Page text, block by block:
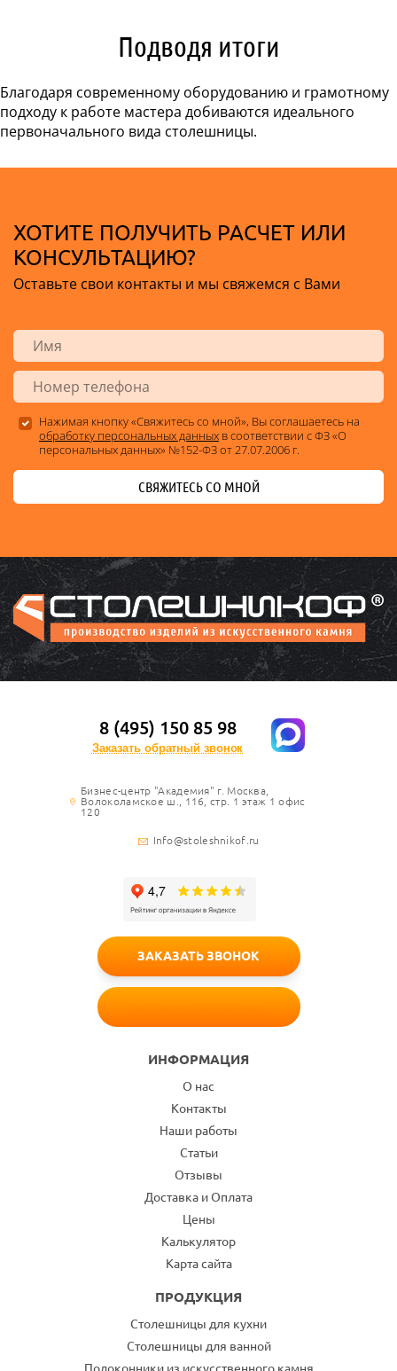
Подводя итоги
Благодаря современному оборудованию и грамотному
подходу к работе мастера добиваются идеального
первоначального вида столешницы.
ХОТИТЕ ПОЛУЧИТЬ РАСЧЕТ ИЛИ
КОНСУЛЬТАЦИЮ?
Оставьте свои контакты и мы свяжемся с Вами
Нажимая кнопку «Свяжитесь со мной», Вы соглашаетесь на
обработку персональных данных в соответствии с ФЗ «О
персональных данных» №152-ФЗ от 27.07.2006 г.
СВЯЖИТЕСЬ СО МНОЙ
8 (495) 150 85 98
Заказать обратный звонок
Бизнес-центр "Академия" г. Москва,
Волоколамское ш., 116, стр. 1 этаж 1 офис
120
Info@stoleshnikof.ru
ИНФОРМАЦИЯ
О нас
Контакты
Наши работы
Статьи
Отзывы
Доставка и Оплата
Цены
Калькулятор
Карта сайта
ПРОДУКЦИЯ
Столешницы для кухни
Столешницы для ванной
ЗАКАЗАТЬ ЗВОНОК